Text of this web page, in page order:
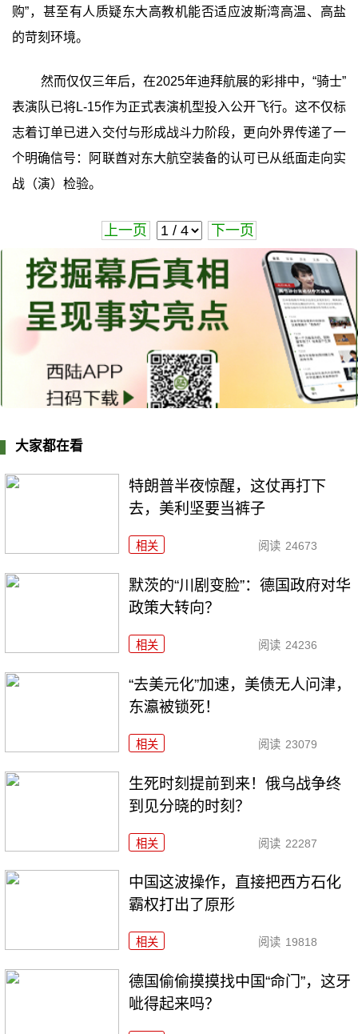
购”，甚至有人质疑东大高教机能否适应波斯湾高温、高盐
的苛刻环境。
然而仅仅三年后，在2025年迪拜航展的彩排中，“骑士”
表演队已将L‑15作为正式表演机型投入公开飞行。这不仅标
志着订单已进入交付与形成战斗力阶段，更向外界传递了一
个明确信号：阿联酋对东大航空装备的认可已从纸面走向实
战（演）检验。
上一页 下一页
大家都在看
特朗普半夜惊醒，这仗再打下
去，美利坚要当裤子
相关 阅读 24673
默茨的“川剧变脸”：德国政府对华
政策大转向？
相关 阅读 24236
“去美元化”加速，美债无人问津，
东瀛被锁死！
相关 阅读 23079
生死时刻提前到来！俄乌战争终
到见分晓的时刻？
相关 阅读 22287
中国这波操作，直接把西方石化
霸权打出了原形
相关 阅读 19818
德国偷偷摸摸找中国“命门”，这牙
呲得起来吗？